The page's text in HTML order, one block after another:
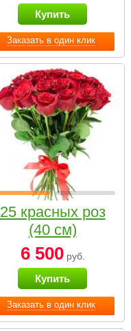
Заказать в один клик
Купить
Заказать в один клик
25 красных роз
(40 см)
6 500руб.
Купить